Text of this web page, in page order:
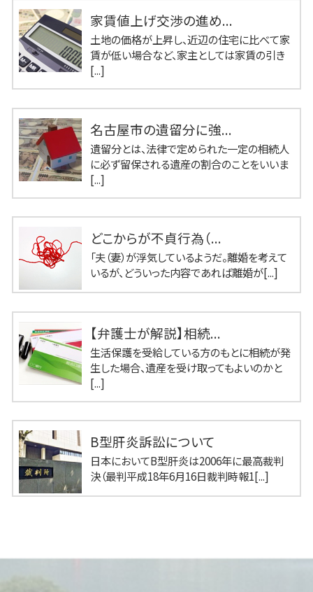
家賃値上げ交渉の進め...
土地の価格が上昇し、近辺の住宅に比べて家
賃が低い場合など、家主としては家賃の引き
[...]
名古屋市の遺留分に強...
遺留分とは、法律で定められた一定の相続人
に必ず留保される遺産の割合のことをいいま
[...]
どこからが不貞行為（...
「夫（妻）が浮気しているようだ。離婚を考えて
いるが、どういった内容であれば離婚が[...]
【弁護士が解説】相続...
生活保護を受給している方のもとに相続が発
生した場合、遺産を受け取ってもよいのかと
[...]
B型肝炎訴訟について
日本においてB型肝炎は2006年に最高裁判
決（最判平成18年6月16日裁判時報1[...]